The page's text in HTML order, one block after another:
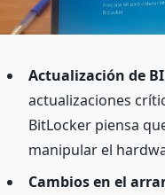
Actualización de
actualizaciones
BitLocker piensa
manipular el
Cambios en el